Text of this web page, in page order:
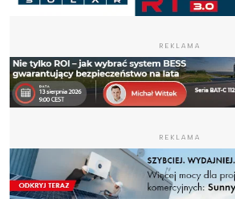
REKLAMA
REKLAMA